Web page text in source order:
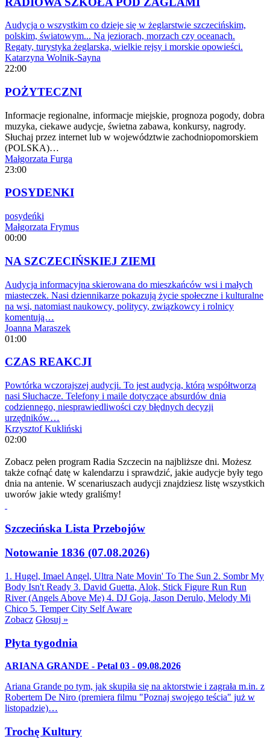
Audycja o wszystkim co dzieje się w żeglarstwie szczecińskim,
polskim, światowym... Na jeziorach, morzach czy oceanach.
Regaty, turystyka żeglarska, wielkie rejsy i morskie opowieści.
Katarzyna Wolnik-Sayna
22:00
POŻYTECZNI
Informacje regionalne, informacje miejskie, prognoza pogody, dobra
muzyka, ciekawe audycje, świetna zabawa, konkursy, nagrody.
Słuchaj przez internet lub w województwie zachodniopomorskiem
(POLSKA)…
Małgorzata Furga
23:00
POSYDENKI
posydeńki
Małgorzata Frymus
00:00
NA SZCZECIŃSKIEJ ZIEMI
Audycja informacyjna skierowana do mieszkańców wsi i małych
miasteczek. Nasi dziennikarze pokazują życie społeczne i kulturalne
na wsi, natomiast naukowcy, politycy, związkowcy i rolnicy
komentują…
Joanna Maraszek
01:00
CZAS REAKCJI
Powtórka wczorajszej audycji. To jest audycja, którą współtworzą
nasi Słuchacze. Telefony i maile dotyczące absurdów dnia
codziennego, niesprawiedliwości czy błędnych decyzji
urzędników…
Krzysztof Kukliński
02:00
Zobacz pełen program Radia Szczecin na najbliższe dni. Możesz
także cofnąć datę w kalendarzu i sprawdzić, jakie audycje były tego
dnia na antenie. W scenariuszach audycji znajdziesz listę wszystkich
uworów jakie wtedy graliśmy!
Szczecińska Lista Przebojów
Notowanie 1836 (07.08.2026)
1. Hugel, Imael Angel, Ultra Nate Movin' To The Sun 2. Sombr My
Body Isn't Ready 3. David Guetta, Alok, Stick Figure Run Run
River (Angels Above Me) 4. DJ Goja, Jason Derulo, Melody Mi
Chico 5. Temper City Self Aware
Zobacz Głosuj »
Płyta tygodnia
ARIANA GRANDE - Petal 03 - 09.08.2026
Ariana Grande po tym, jak skupiła się na aktorstwie i zagrała m.in. z
Robertem De Niro (premiera filmu "Poznaj swojego teścia" już w
listopadzie)…
Trochę Kultury